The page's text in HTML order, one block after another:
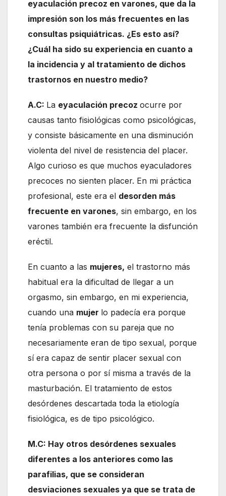
eyaculación precoz en varones, que da la
impresión son los más frecuentes en las
consultas psiquiátricas. ¿Es esto así?
¿Cuál ha sido su experiencia en cuanto a
la incidencia y al tratamiento de dichos
trastornos en nuestro medio?
A.C: La eyaculación precoz ocurre por
causas tanto fisiológicas como psicológicas,
y consiste básicamente en una disminución
violenta del nivel de resistencia del placer.
Algo curioso es que muchos eyaculadores
precoces no sienten placer. En mi práctica
profesional, este era el desorden más
frecuente en varones, sin embargo, en los
varones también era frecuente la disfunción
eréctil.
En cuanto a las mujeres, el trastorno más
habitual era la dificultad de llegar a un
orgasmo, sin embargo, en mi experiencia,
cuando una mujer lo padecía era porque
tenía problemas con su pareja que no
necesariamente eran de tipo sexual, porque
sí era capaz de sentir placer sexual con
otra persona o por sí misma a través de la
masturbación. El tratamiento de estos
desórdenes descartada toda la etiología
fisiológica, es de tipo psicológico.
M.C: Hay otros desórdenes sexuales
diferentes a los anteriores como las
parafilias, que se consideran
desviaciones sexuales ya que se trata de